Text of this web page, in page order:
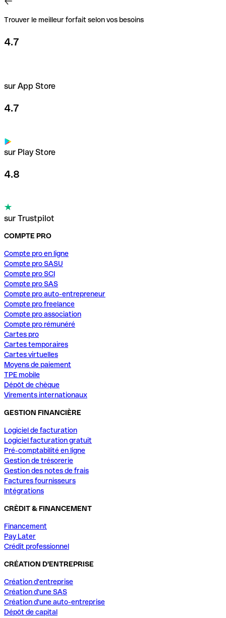
Trouver le meilleur forfait selon vos besoins
4.7
sur App Store
4.7
sur Play Store
4.8
sur Trustpilot
COMPTE PRO
Compte pro en ligne
Compte pro SASU
Compte pro SCI
Compte pro SAS
Compte pro auto-entrepreneur
Compte pro freelance
Compte pro association
Compte pro rémunéré
Cartes pro
Cartes temporaires
Cartes virtuelles
Moyens de paiement
TPE mobile
Dépôt de chèque
Virements internationaux
GESTION FINANCIÈRE
Logiciel de facturation
Logiciel facturation gratuit
Pré-comptabilité en ligne
Gestion de trésorerie
Gestion des notes de frais
Factures fournisseurs
Intégrations
CRÈDIT & FINANCEMENT
Financement
Pay Later
Crédit professionnel
CRÉATION D'ENTREPRISE
Création d'entreprise
Création d'une SAS
Création d'une auto-entreprise
Dépôt de capital